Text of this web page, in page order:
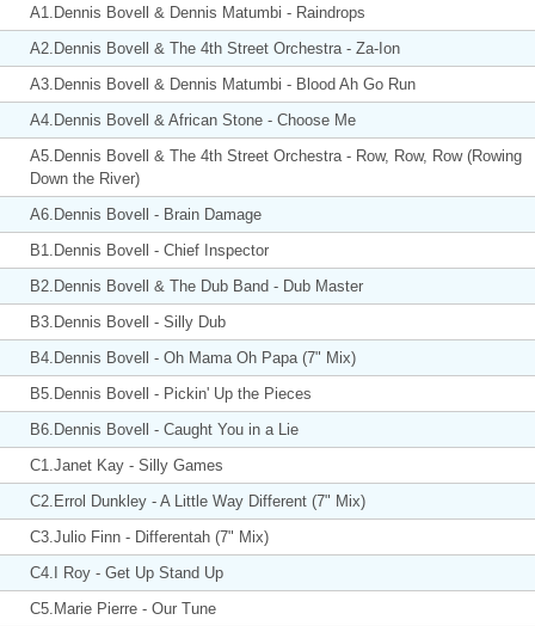
A1.Dennis Bovell & Dennis Matumbi - Raindrops
A2.Dennis Bovell & The 4th Street Orchestra - Za-Ion
A3.Dennis Bovell & Dennis Matumbi - Blood Ah Go Run
A4.Dennis Bovell & African Stone - Choose Me
A5.Dennis Bovell & The 4th Street Orchestra - Row, Row, Row (Rowing
Down the River)
A6.Dennis Bovell - Brain Damage
B1.Dennis Bovell - Chief Inspector
B2.Dennis Bovell & The Dub Band - Dub Master
B3.Dennis Bovell - Silly Dub
B4.Dennis Bovell - Oh Mama Oh Papa (7" Mix)
B5.Dennis Bovell - Pickin' Up the Pieces
B6.Dennis Bovell - Caught You in a Lie
C1.Janet Kay - Silly Games
C2.Errol Dunkley - A Little Way Different (7" Mix)
C3.Julio Finn - Differentah (7" Mix)
C4.I Roy - Get Up Stand Up
C5.Marie Pierre - Our Tune